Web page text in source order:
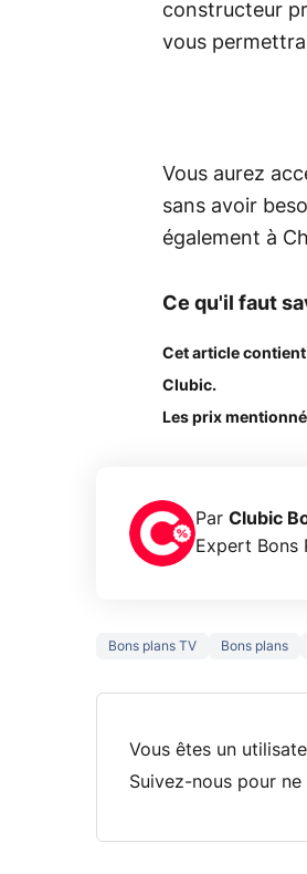
constructeur
vous
Vous aurez
sans avoir
également à
Ce qu'il faut
Cet article
Clubic.
Les prix
Par Clubic
Expert Bons
Bons plans TV Bons plans
Vous êtes un
Suivez-nous pour